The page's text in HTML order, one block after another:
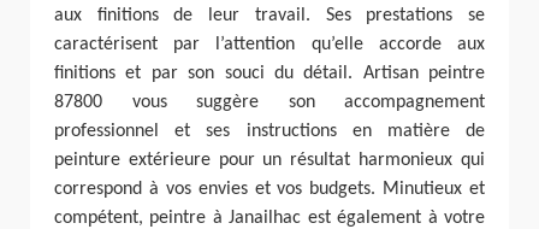
aux finitions de leur travail. Ses prestations se
caractérisent par l’attention qu’elle accorde aux
finitions et par son souci du détail. Artisan peintre
87800 vous suggère son accompagnement
professionnel et ses instructions en matière de
peinture extérieure pour un résultat harmonieux qui
correspond à vos envies et vos budgets. Minutieux et
compétent, peintre à Janailhac est également à votre